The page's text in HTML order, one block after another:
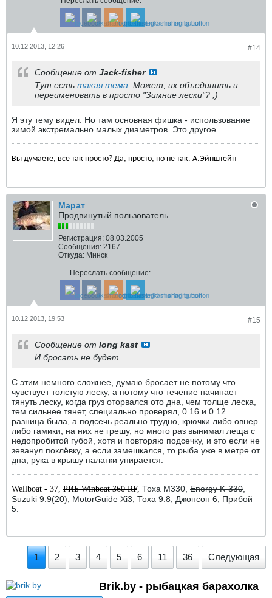
#14
10.12.2013, 12:26
Сообщение от Jack-fisher
Тут есть такая тема . Может, их объединить и
переименовать в просто "Зимние лески"? ;)
Я эту тему видел. Но там основная фишка - использование
зимой экстремально малых диаметров. Это другое.
Вы думаете, все так просто? Да, просто, но не так. А.Эйнштейн
Марат
Продвинутый пользователь
Регистрация: 08.03.2005
Сообщения: 2167
Откуда: Минск
Переслать сообщение:
#15
10.12.2013, 19:53
Сообщение от long kast
И бросать не будет
С этим немного сложнее, думаю бросает не потому что
чувствует толстую леску, а потому что течение начинает
тянуть леску, когда груз оторвался ото дна, чем толще леска,
тем сильнее тянет, специально проверял, 0.16 и 0.12
разница была, а подсечь реально трудно, крючки либо овнер
либо гамики, на них не грешу, но много раз вынимал леща с
недопробитой губой, хотя и повторяю подсечку, и это если не
зеванул поклёвку, а если замешкался, то рыба уже в метре от
дна, рука в крышу палатки упирается.
Wellboat - 37, РИБ Winboat 360 RF, Тоха М330, Energy K-330
Suzuki 9.9(20), MotorGuide Xi3, Тоха 9.8 , Джонсон 6, Прибой
5.
1 2 3 4 5 6 11 36 Следующая
Brik.by - рыбацкая барахолка